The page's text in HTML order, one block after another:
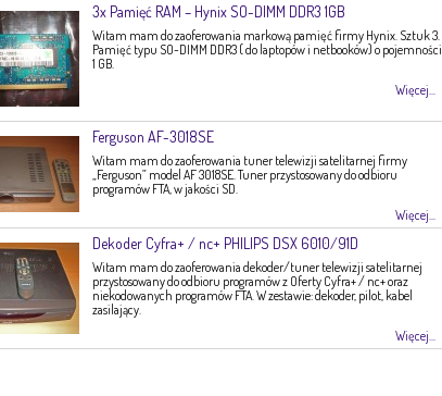
3x Pamięć RAM – Hynix SO-DIMM DDR3 1GB
Witam mam do zaoferowania markową pamięć firmy Hynix. Sztuk 3.
Pamięć typu SO-DIMM DDR3 ( do laptopów i netbooków) o pojemności
1 GB.
Więcej...
Ferguson AF-3018SE
Witam mam do zaoferowania tuner telewizji satelitarnej firmy
„Ferguson” model AF 3018SE. Tuner przystosowany do odbioru
programów FTA, w jakości SD.
Więcej...
Dekoder Cyfra+ / nc+ PHILIPS DSX 6010/91D
Witam mam do zaoferowania dekoder/tuner telewizji satelitarnej
przystosowany do odbioru programów z Oferty Cyfra+ / nc+ oraz
niekodowanych programów FTA. W zestawie: dekoder, pilot, kabel
zasilający.
Więcej...